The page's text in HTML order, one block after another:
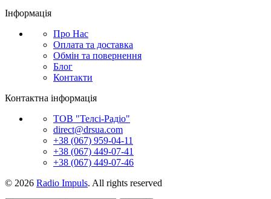
Інформація
Про Нас
Оплата та доставка
Обмін та повернення
Блог
Контакти
Контактна інформація
ТОВ "Телсі-Радіо"
direct@drsua.com
+38 (067) 959-04-11
+38 (067) 449-07-41
+38 (067) 449-07-46
© 2026 Radio Impuls. All rights reserved